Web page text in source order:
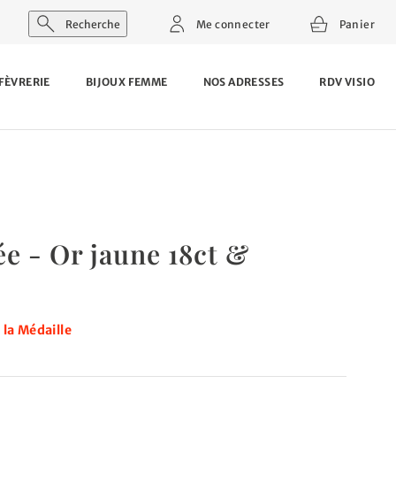
Recherche Me connecter Panier
BIJOUX FEMME NOS ADRESSES RDV VISIO
- Or jaune 18ct &
la Médaille